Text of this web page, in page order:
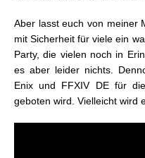
Aber lasst euch von meiner
mit Sicherheit für viele ein
Party, die vielen noch in
es aber leider nichts.
Enix und FFXIV DE für
geboten wird. Vielleicht wird